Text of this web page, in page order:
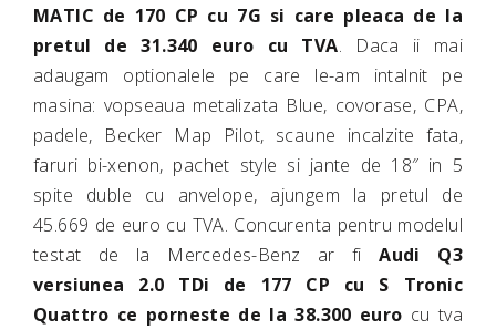
MATIC de 170 CP cu 7G si care pleaca de la
pretul de 31.340 euro cu TVA. Daca ii mai
adaugam optionalele pe care le-am intalnit pe
masina: vopseaua metalizata Blue, covorase, CPA,
padele, Becker Map Pilot, scaune incalzite fata,
faruri bi-xenon, pachet style si jante de 18″ in 5
spite duble cu anvelope, ajungem la pretul de
45.669 de euro cu TVA. Concurenta pentru modelul
testat de la Mercedes-Benz ar fiAudi Q3
versiunea 2.0 TDi de 177 CP cu S Tronic
Quattro ce porneste de la 38.300 euro cu tva